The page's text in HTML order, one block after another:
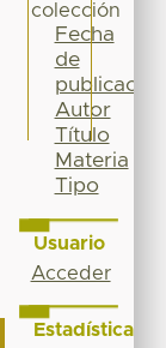
colección
Fecha
de
publicación
Autor
Título
Materia
Tipo
Usuario
Acceder
Estadísticas